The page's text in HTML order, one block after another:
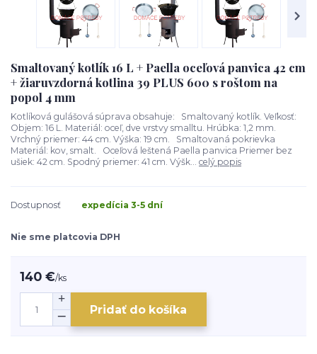
Smaltovaný kotlík 16 L + Paella oceľová panvica 42 cm
+ žiaruvzdorná kotlina 39 PLUS 600 s roštom na
popol 4 mm
Kotlíková gulášová súprava obsahuje: Smaltovaný kotlík. Veľkosť:
Objem: 16 L. Materiál: oceľ, dve vrstvy smalltu. Hrúbka: 1,2 mm.
Vrchný priemer: 44 cm. Výška: 19 cm. Smaltovaná pokrievka
Materiál: kov, smalt. Oceľová leštená Paella panvica Priemer bez
ušiek: 42 cm. Spodný priemer: 41 cm. Výšk... celý popis
Dostupnosť expedícia 3-5 dní
Nie sme platcovia DPH
140 €/ks
Pridať do košíka